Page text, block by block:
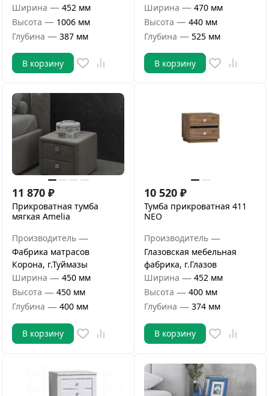
Ширина — 452 мм
Высота — 1006 мм
Глубина — 387 мм
В корзину
Ширина — 470 мм
Высота — 440 мм
Глубина — 525 мм
В корзину
11 870 ₽
Прикроватная тумба
мягкая Amelia
Производитель —
Фабрика матрасов
Корона, г.Туймазы
Ширина — 450 мм
Высота — 450 мм
Глубина — 400 мм
В корзину
10 520 ₽
Тумба прикроватная 411
NEO
Производитель —
Глазовская мебельная
фабрика, г.Глазов
Ширина — 452 мм
Высота — 400 мм
Глубина — 374 мм
В корзину